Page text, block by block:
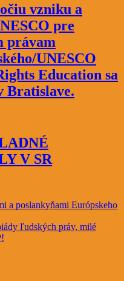
vzniku a
pre
právam
UNESCO
Education sa
Bratislave.
V SR
a poslankyňami Európskeho
ľudských práv, milé